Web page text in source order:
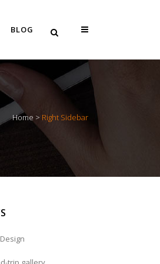
BLOG
Home > Right Sidebar